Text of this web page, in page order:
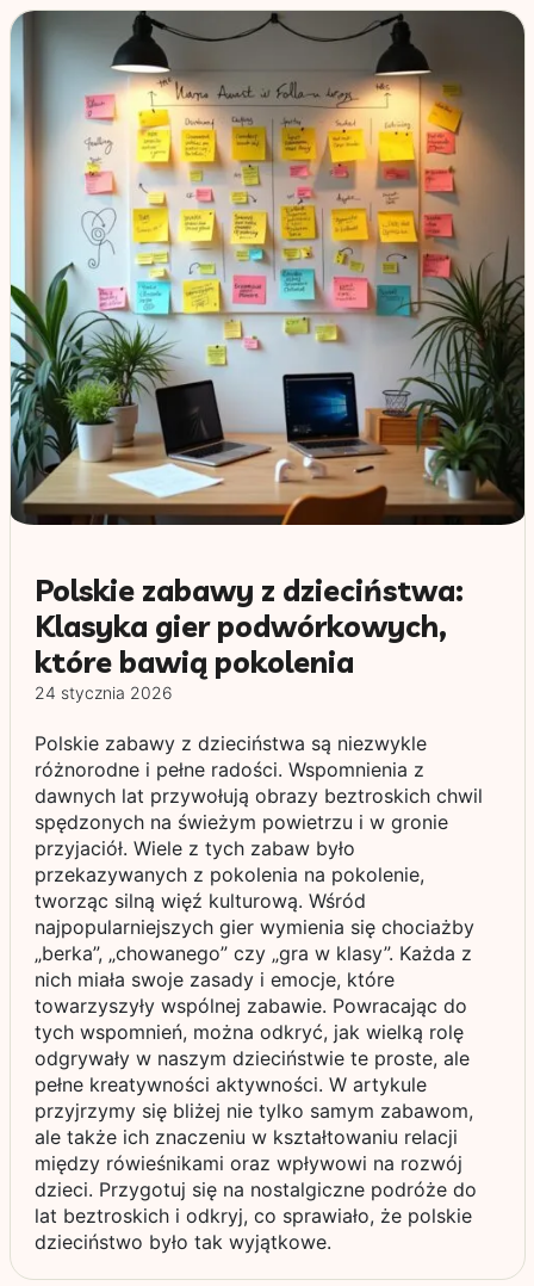
Polskie zabawy z dzieciństwa:
Klasyka gier podwórkowych,
które bawią pokolenia
24 stycznia 2026
Polskie zabawy z dzieciństwa są niezwykle
różnorodne i pełne radości. Wspomnienia z
dawnych lat przywołują obrazy beztroskich chwil
spędzonych na świeżym powietrzu i w gronie
przyjaciół. Wiele z tych zabaw było
przekazywanych z pokolenia na pokolenie,
tworząc silną więź kulturową. Wśród
najpopularniejszych gier wymienia się chociażby
„berka”, „chowanego” czy „gra w klasy”. Każda z
nich miała swoje zasady i emocje, które
towarzyszyły wspólnej zabawie. Powracając do
tych wspomnień, można odkryć, jak wielką rolę
odgrywały w naszym dzieciństwie te proste, ale
pełne kreatywności aktywności. W artykule
przyjrzymy się bliżej nie tylko samym zabawom,
ale także ich znaczeniu w kształtowaniu relacji
między rówieśnikami oraz wpływowi na rozwój
dzieci. Przygotuj się na nostalgiczne podróże do
lat beztroskich i odkryj, co sprawiało, że polskie
dzieciństwo było tak wyjątkowe.